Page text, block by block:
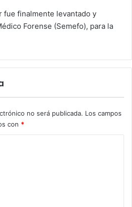
fue finalmente levantado y
Forense (Semefo), para la
no será publicada. Los campos
con *